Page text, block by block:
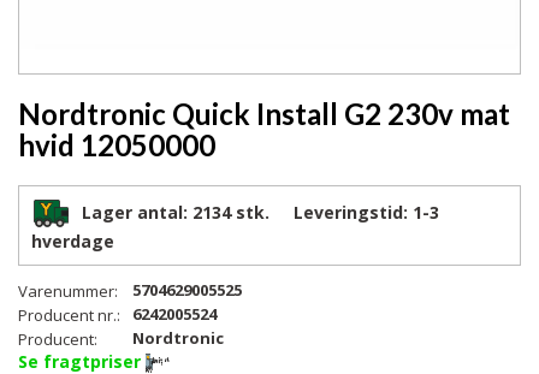
Nordtronic Quick Install G2 230v mat
hvid 12050000
Lager antal: 2134 stk. Leveringstid: 1-3
hverdage
Varenummer:
5704629005525
Producent nr.:
6242005524
Producent:
Nordtronic
Se fragtpriser